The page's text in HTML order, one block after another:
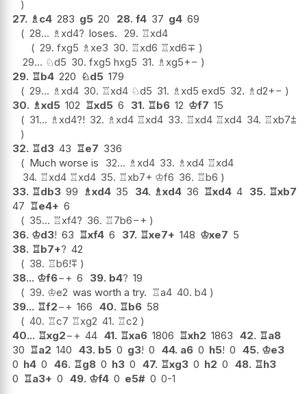
27. ♗c4 283 g5 20 28. f4 37 g4 69
28... ♗xd4? loses. 29. ♖xd4
29. fxg5 ♗xe3 30. ♖xd6 ♖xd6∓
29... ♘d5 30. fxg5 hxg5 31. ♗xg5+−
29. ♖b4 220 ♘d5 179
29... ♗xd4 30. ♖xd4 ♘d5 31. ♗xd5 exd5 32. ♗d2+−
30. ♗xd5 102 ♖xd5 6 31. ♖b6 12 ♔f7 15
31... ♗xd4?! 32. ♗xd4 ♖xd4 33. ♖xd4 ♖xd4 34. ♖xb7⩲
32. ♖d3 43 ♖e7 336
Much worse is
32... ♗xd4 33. ♗xd4 ♖xd4
34. ♖xd4 ♖xd4 35. ♖xb7+ ♔f6 36. ♖b6
33. ♖db3 99 ♗xd4 35 34. ♗xd4 36 ♖xd4 4 35. ♖xb7
47 ♖e4+ 6
35... ♖xf4? 36. ♖7b6−+
36. ♔d3! 63 ♖xf4 6 37. ♖xe7+ 148 ♔xe7 5
38. ♖b7+? 42
38. ♖b6!⩱
38... ♔f6−+ 6 39. b4? 19
39. ♔e2 was worth a try. ♖a4 40. b4
39... ♖f2−+ 166 40. ♖b6 58
40. ♖c7 ♖xg2 41. ♖c2
40... ♖xg2−+ 44 41. ♖xa6 1806 ♖xh2 1863 42. ♖a8
30 ♖a2 140 43. b5 0 g3! 0 44. a6 0 h5! 0 45. ♔e3
0 h4 0 46. ♖g8 0 h3 0 47. ♖xg3 0 h2 0 48. ♖h3
0 ♖a3+ 0 49. ♔f4 0 e5# 0 0-1